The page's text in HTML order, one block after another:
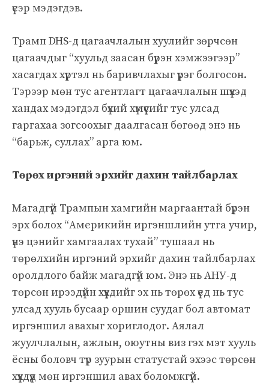
үеэр мэдэгдэв.
Трамп DHS-д цагаачлалын хуулийг зөрчсөн
цагаачдыг “хуульд заасан бүрэн хэмжээгээр”
хасагдах хүртэл нь баривчлахыг үүрэг болгосон.
Тэрээр мөн тус агентлагт цагаачлалын шүүхэд
хандах мэдэгдэл бүхий хүмүүсийг тус улсад
гаргахаа зогсоохыг даалгасан бөгөөд энэ нь
“барьж, суллах” арга юм.
Төрөх иргэний эрхийг дахин тайлбарлах
Магадгүй Трампын хамгийн маргаантай бүрэн
эрх болох “Америкийн иргэншлийн утга учир,
үнэ цэнийг хамгаалах тухай” тушаал нь
төрөлхийн иргэний эрхийг дахин тайлбарлах
оролдлого байж магадгүй юм. Энэ нь АНУ-д
төрсөн ирээдүйн хүүхдийг эх нь төрөх үед нь тус
улсад хууль бусаар оршин суудаг бол автомат
иргэншил авахыг хориглодог. Аялал
жуулчлалын, ажлын, оюутны виз гэх мэт хууль
ёсны боловч түр зуурын статустай эхээс төрсөн
хүүхдүүд мөн иргэншил авах боломжгүй.